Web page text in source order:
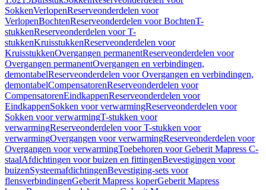
SokkenVerlopenReserveonderdelen voor
VerlopenBochtenReserveonderdelen voor BochtenT-
stukkenReserveonderdelen voor T-
stukkenKruisstukkenReserveonderdelen voor
KruisstukkenOvergangen permanentReserveonderdelen voor
Overgangen permanentOvergangen en verbindingen,
demontabelReserveonderdelen voor Overgangen en verbindingen,
demontabelCompensatorenReserveonderdelen voor
CompensatorenEindkappenReserveonderdelen voor
EindkappenSokken voor verwarmingReserveonderdelen voor
Sokken voor verwarmingT-stukken voor
verwarmingReserveonderdelen voor T-stukken voor
verwarmingOvergangen voor verwarmingReserveonderdelen voor
Overgangen voor verwarmingToebehoren voor Geberit Mapress C-
staalAfdichtingen voor buizen en fittingenBevestigingen voor
buizenSysteemafdichtingenBevestiging-sets voor
flensverbindingenGeberit Mapress koperGeberit Mapress